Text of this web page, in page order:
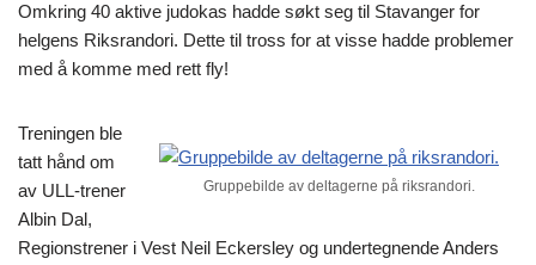
Omkring 40 aktive judokas hadde søkt seg til Stavanger for
helgens Riksrandori. Dette til tross for at visse hadde problemer
med å komme med rett fly!
Gruppebilde av deltagerne på riksrandori.
Treningen ble
tatt hånd om
av ULL-trener
Albin Dal,
Regionstrener i Vest Neil Eckersley og undertegnende Anders